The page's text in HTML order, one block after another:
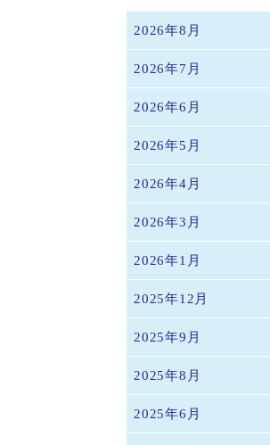
2026年8月
2026年7月
2026年6月
2026年5月
2026年4月
2026年3月
2026年1月
2025年12月
2025年9月
2025年8月
2025年6月